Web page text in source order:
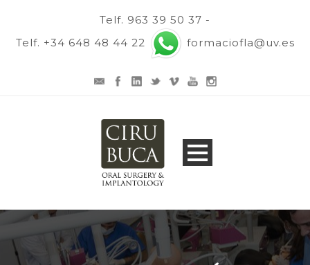
Telf. 963 39 50 37 -
Telf. +34 648 48 44 22
formaciofla@uv.es